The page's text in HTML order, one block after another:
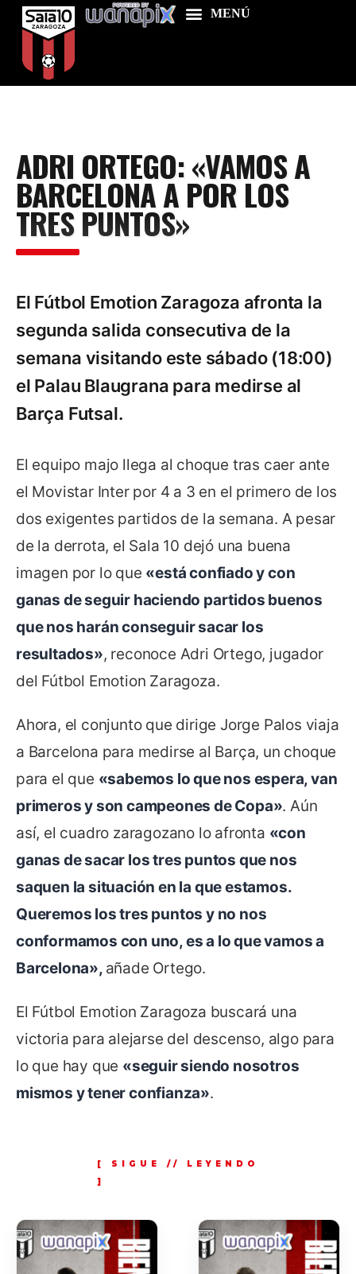
Food & Drink
Features
News
Contacts
ADRI ORTEGO: «VAMOS A
BARCELONA A POR LOS
TRES PUNTOS»
El Fútbol Emotion Zaragoza afronta la
segunda salida consecutiva de la
semana visitando este sábado (18:00)
el Palau Blaugrana para medirse al
Barça Futsal.
El equipo majo llega al choque tras caer ante
el Movistar Inter por 4 a 3 en el primero de los
dos exigentes partidos de la semana. A pesar
de la derrota, el Sala 10 dejó una buena
imagen por lo que «está confiado y con
ganas de seguir haciendo partidos buenos
que nos harán conseguir sacar los
resultados», reconoce Adri Ortego, jugador
del Fútbol Emotion Zaragoza.
Ahora, el conjunto que dirige Jorge Palos viaja
a Barcelona para medirse al Barça, un choque
para el que «sabemos lo que nos espera, van
primeros y son campeones de Copa». Aún
así, el cuadro zaragozano lo afronta «con
ganas de sacar los tres puntos que nos
saquen la situación en la que estamos.
Queremos los tres puntos y no nos
conformamos con uno, es a lo que vamos a
Barcelona», añade Ortego.
El Fútbol Emotion Zaragoza buscará una
victoria para alejarse del descenso, algo para
lo que hay que «seguir siendo nosotros
mismos y tener confianza».